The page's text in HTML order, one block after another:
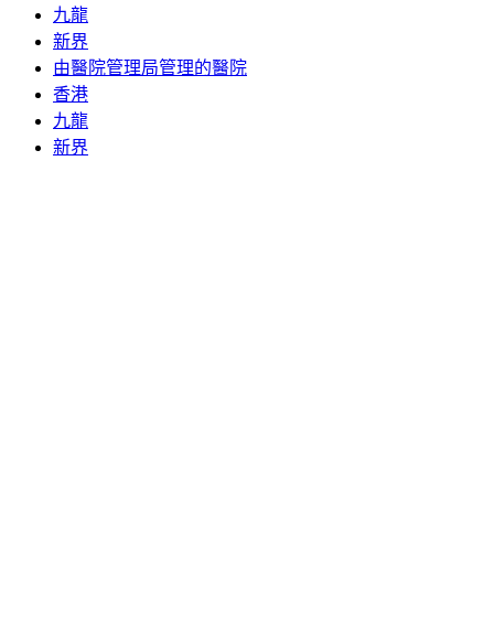
九龍
新界
由醫院管理局管理的醫院
香港
九龍
新界